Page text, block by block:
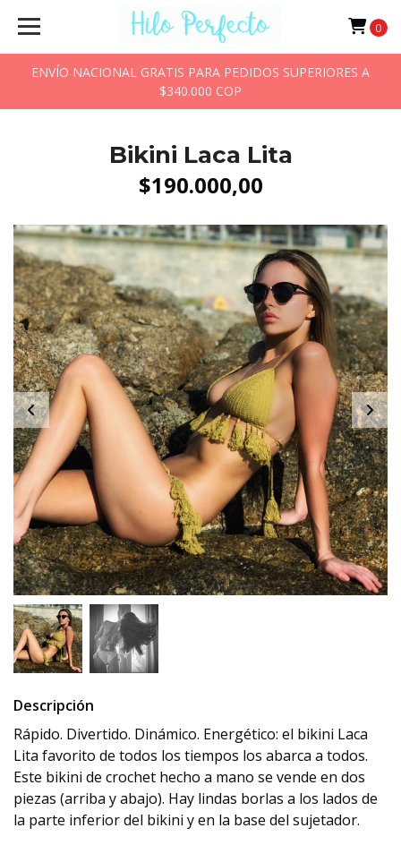
ENVÍO NACIONAL GRATIS PARA PEDIDOS SUPERIORES A
$340.000 COP
0
Bikini Laca Lita
$190.000,00
Descripción
Rápido. Divertido. Dinámico. Energético: el bikini Laca
Lita favorito de todos los tiempos los abarca a todos.
Este bikini de crochet hecho a mano se vende en dos
piezas (arriba y abajo). Hay lindas borlas a los lados de
la parte inferior del bikini y en la base del sujetador.